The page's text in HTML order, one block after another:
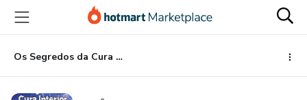
para
conteúdo
principal
para
pagamento
para
rodapé
Os Segredos da Cura Interior